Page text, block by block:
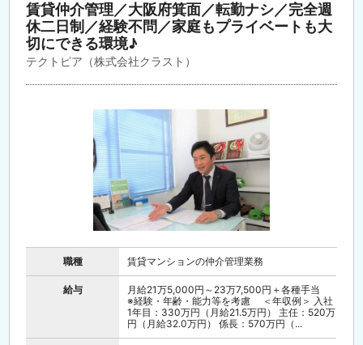
賃貸仲介管理／大阪府箕面／転勤ナシ／完全週
休二日制／経験不問／家庭もプライベートも大
切にできる環境♪
テクトピア（株式会社クラスト）
職種 賃貸マンションの仲介管理業務
給与
月給21万5,000円～23万7,500円＋各種手当
※経験・年齢・能力等を考慮 ＜年収例＞ 入社
1年目：330万円（月給21.5万円） 主任：520万
円（月給32.0万円） 係長：570万円（...